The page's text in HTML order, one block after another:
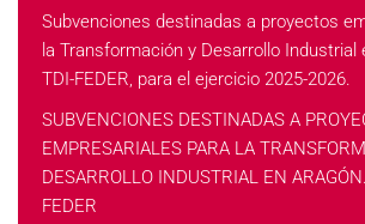
Subvenciones destinadas a proyectos
la Transformación y Desarrollo Industrial
TDI-FEDER, para el ejercicio 2025-2026.
SUBVENCIONES DESTINADAS A
EMPRESARIALES PARA LA
DESARROLLO INDUSTRIAL EN
FEDER